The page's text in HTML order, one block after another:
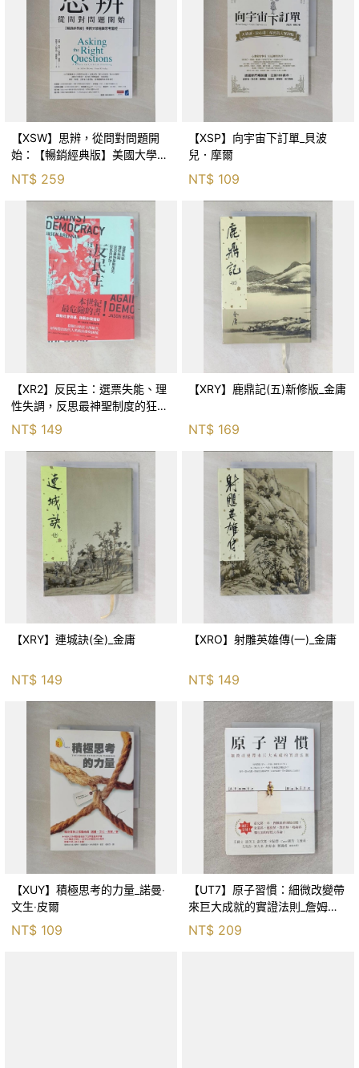
【XSW】思辨，從問對問題開
始：【暢銷經典版】美國大學邏
輯思考聖經_尼爾．布朗, 史都
華．基里, 羅耀宗, 蔡宏明, 黃賓
NT$ 259
【XSP】向宇宙下訂單_貝波
兒．摩爾
NT$ 109
【XR2】反民主：選票失能、理
性失調，反思最神聖制度的狂亂
NT$ 149
【XRY】鹿鼎記(五)新修版_金庸
NT$ 169
【XRY】連城訣(全)_金庸
NT$ 149
【XRO】射雕英雄傳(一)_金庸
NT$ 149
【XUY】積極思考的力量_諾曼‧
文生‧皮爾
NT$ 109
【UT7】原子習慣：細微改變帶
來巨大成就的實證法則_詹姆斯‧
克利爾, 蔡世偉
NT$ 209